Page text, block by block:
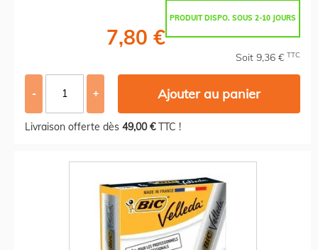
PRODUIT DISPO. SOUS 2-10 JOURS
7,80 €
Soit 9,36 € TTC
- + Ajouter au panier
Livraison offerte dès 49,00 €TTC !